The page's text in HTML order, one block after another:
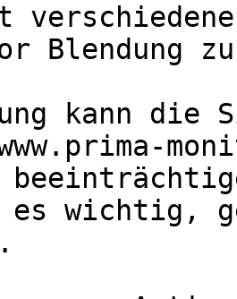
Blendung
kann
wichtig,